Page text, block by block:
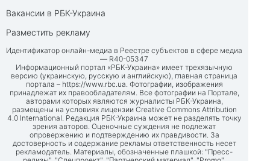
Вакансии в РБК-Украина
Разместить рекламу
Идентификатор онлайн-медиа в Реестре субъектов в сфере медиа
— R40-05347
Информационный портал «РБК-Украина» имеет трехязычную
версию (украинскую, русскую и английскую), главная страница
портала – https://www.rbc.ua. Фотографии, изображения
принадлежат их правообладателям. Все фотографии на Портале,
авторами которых являются журналисты РБК-Украина,
размещены на условиях лицензии Creative Commons Attribution
4.0 International. Редакция РБК-Украина может не разделять точку
зрения авторов. Оценочные суждения не подлежат
опровержению и подтверждению их правдивости. За
достоверность и содержание рекламы ответственность несет
рекламодатель. Материалы, обозначенные плашкой: "Пресс-